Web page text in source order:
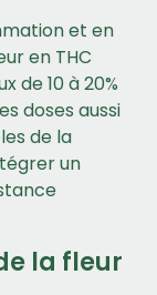
et en
en THC
de 10 à 20%
doses aussi
de la
un
la fleur